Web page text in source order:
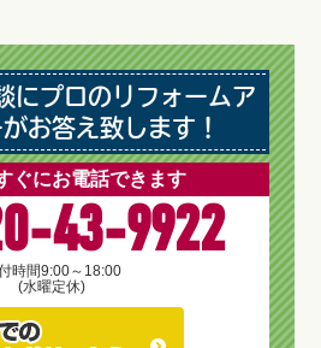
にプロのリフォームア
お答え致します！
ぐにお電話できます
43-9922
時間9:00～18:00
(水曜定休)